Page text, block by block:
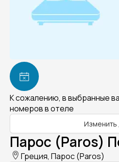
К сожалению, в выбранные
номеров в отеле
Изменить
Парос (Paros)
Греция, Парос (Paros)